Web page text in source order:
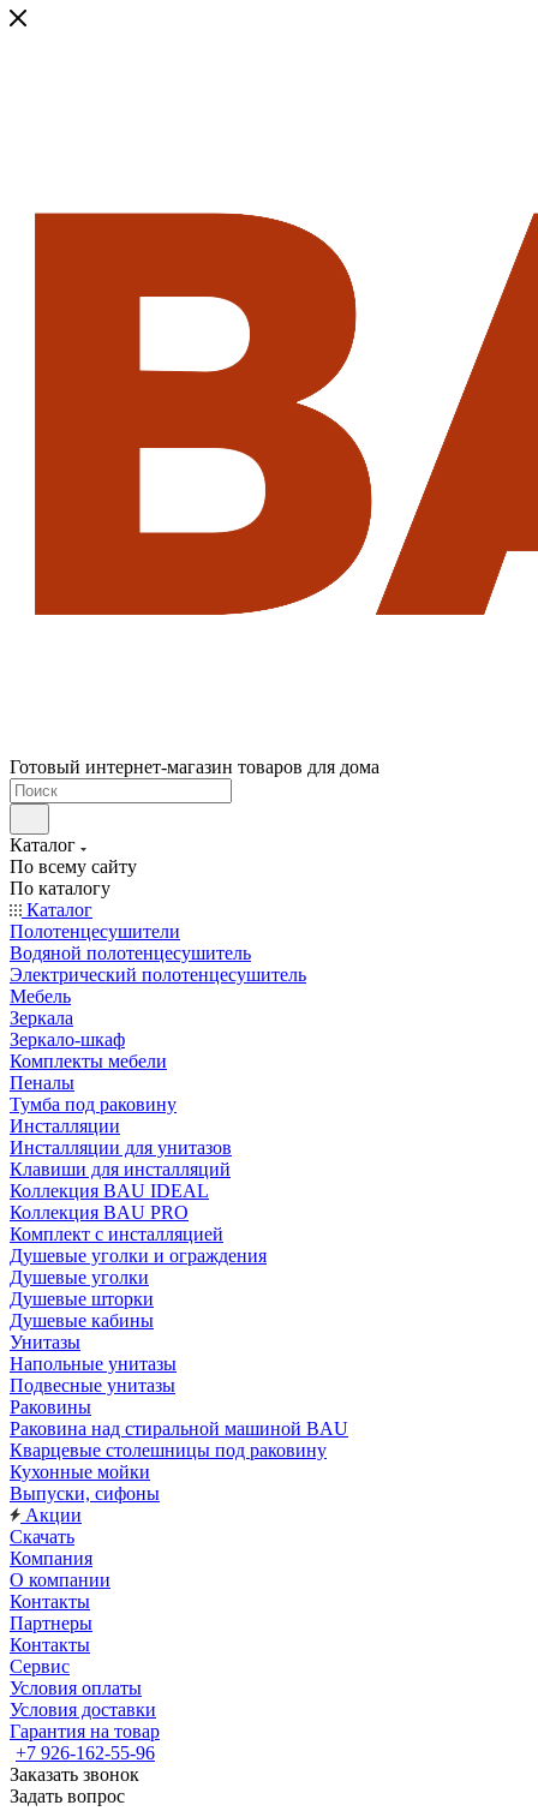
Готовый интернет-магазин товаров для дома
Каталог
По всему сайту
По каталогу
Каталог
Полотенцесушители
Водяной полотенцесушитель
Электрический полотенцесушитель
Мебель
Зеркала
Зеркало-шкаф
Комплекты мебели
Пеналы
Тумба под раковину
Инсталляции
Инсталляции для унитазов
Клавиши для инсталляций
Коллекция BAU IDEAL
Коллекция BAU PRO
Комплект с инсталляцией
Душевые уголки и ограждения
Душевые уголки
Душевые шторки
Душевые кабины
Унитазы
Напольные унитазы
Подвесные унитазы
Раковины
Раковина над стиральной машиной BAU
Кварцевые столешницы под раковину
Кухонные мойки
Выпуски, сифоны
Акции
Скачать
Компания
О компании
Контакты
Партнеры
Контакты
Сервис
Условия оплаты
Условия доставки
Гарантия на товар
+7 926-162-55-96
Заказать звонок
Задать вопрос